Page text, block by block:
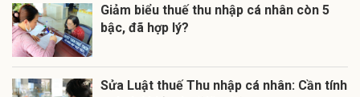
Giảm biểu thuế thu nhập cá nhân còn 5
bậc, đã hợp lý?
Sửa Luật thuế Thu nhập cá nhân: Cần tính